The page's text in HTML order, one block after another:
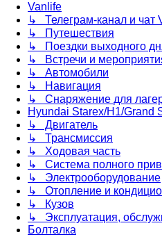
Vanlife
↳ Телеграм-канал и чат
↳ Путешествия
↳ Поездки выходного
↳ Встречи и
↳ Автомобили
↳ Навигация
↳ Снаряжение для
Hyundai Starex/H1/Grand
↳ Двигатель
↳ Трансмиссия
↳ Ходовая часть
↳ Система полного
↳ Электрооборудование
↳ Отопление и
↳ Кузов
↳ Эксплуатация,
Болталка